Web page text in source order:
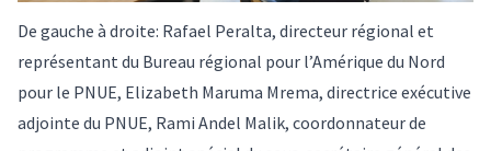
De gauche à droite: Rafael Peralta, directeur régional et
représentant du Bureau régional pour l’Amérique du Nord
pour le PNUE, Elizabeth Maruma Mrema, directrice exécutive
adjointe du PNUE, Rami Andel Malik, coordonnateur de